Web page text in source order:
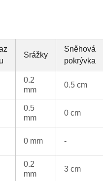
Srážky
Sněhová
pokrývka
0.2
mm
0.5 cm
0.5
mm
0 cm
0 mm -
0.2
mm
3 cm